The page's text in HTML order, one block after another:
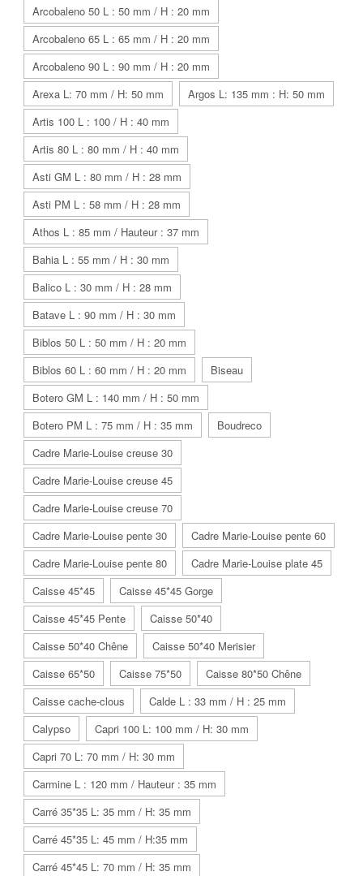
Arcobaleno 50 L : 50 mm / H : 20 mm
Arcobaleno 65 L : 65 mm / H : 20 mm
Arcobaleno 90 L : 90 mm / H : 20 mm
Arexa L: 70 mm / H: 50 mm
Argos L: 135 mm : H: 50 mm
Artis 100 L : 100 / H : 40 mm
Artis 80 L : 80 mm / H : 40 mm
Asti GM L : 80 mm / H : 28 mm
Asti PM L : 58 mm / H : 28 mm
Athos L : 85 mm / Hauteur : 37 mm
Bahia L : 55 mm / H : 30 mm
Balico L : 30 mm / H : 28 mm
Batave L : 90 mm / H : 30 mm
Biblos 50 L : 50 mm / H : 20 mm
Biblos 60 L : 60 mm / H : 20 mm
Biseau
Botero GM L : 140 mm / H : 50 mm
Botero PM L : 75 mm / H : 35 mm
Boudreco
Cadre Marie-Louise creuse 30
Cadre Marie-Louise creuse 45
Cadre Marie-Louise creuse 70
Cadre Marie-Louise pente 30
Cadre Marie-Louise pente 60
Cadre Marie-Louise pente 80
Cadre Marie-Louise plate 45
Caisse 45*45
Caisse 45*45 Gorge
Caisse 45*45 Pente
Caisse 50*40
Caisse 50*40 Chêne
Caisse 50*40 Merisier
Caisse 65*50
Caisse 75*50
Caisse 80*50 Chêne
Caisse cache-clous
Calde L : 33 mm / H : 25 mm
Calypso
Capri 100 L: 100 mm / H: 30 mm
Capri 70 L: 70 mm / H: 30 mm
Carmine L : 120 mm / Hauteur : 35 mm
Carré 35*35 L: 35 mm / H: 35 mm
Carré 45*35 L: 45 mm / H:35 mm
Carré 45*45 L: 70 mm / H: 35 mm